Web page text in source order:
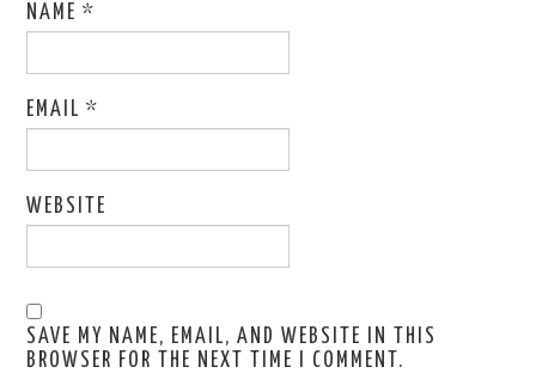
NAME*
EMAIL*
WEBSITE
SAVE MY NAME, EMAIL, AND WEBSITE IN THIS
BROWSER FOR THE NEXT TIME I COMMENT.